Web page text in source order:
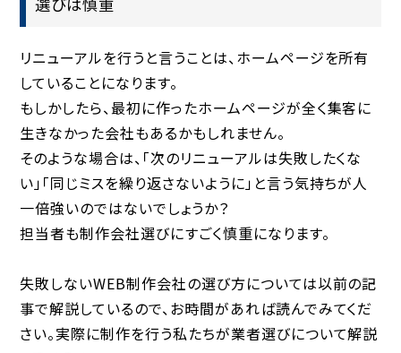
リニューアルを行うと言うことは、ホームページを所有
していることになります。
もしかしたら、最初に作ったホームページが全く集客に
生きなかった会社もあるかもしれません。
そのような場合は、「次のリニューアルは失敗したくな
い」「同じミスを繰り返さないように」と言う気持ちが人
一倍強いのではないでしょうか？
担当者も制作会社選びにすごく慎重になります。
失敗しないWEB制作会社の選び方については以前の記
事で解説しているので、お時間があれば読んでみてくだ
さい。実際に制作を行う私たちが業者選びについて解説